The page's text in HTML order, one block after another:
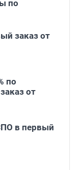
по
заказ от
по
от
в первый